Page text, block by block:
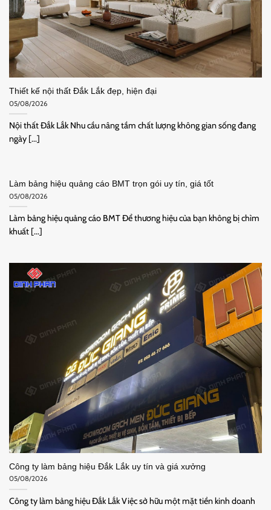
Thiết kế nội thất Đắk Lắk đẹp, hiện đại
05/08/2026
Nội thất Đắk Lắk Nhu cầu nâng tầm chất lượng không gian sống đang
ngày [...]
Làm bảng hiệu quảng cáo BMT trọn gói uy tín, giá tốt
05/08/2026
Làm bảng hiệu quảng cáo BMT Để thương hiệu của bạn không bị chìm
khuất [...]
Công ty làm bảng hiệu Đắk Lắk uy tín và giá xưởng
05/08/2026
Công ty làm bảng hiệu Đắk Lắk Việc sở hữu một mặt tiền kinh doanh